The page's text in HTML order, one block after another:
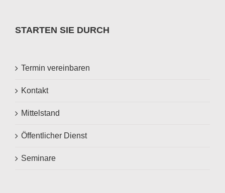
STARTEN SIE DURCH
Termin vereinbaren
Kontakt
Mittelstand
Öffentlicher Dienst
Seminare